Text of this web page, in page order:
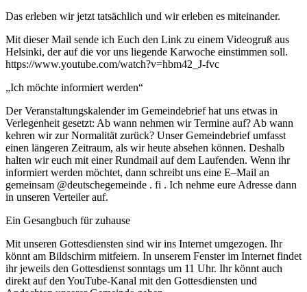
Das erleben wir jetzt tatsächlich und wir erleben es miteinander.
Mit dieser Mail sende ich Euch den Link zu einem Videogruß aus
Helsinki, der auf die vor uns liegende Karwoche einstimmen soll.
https://www.youtube.com/watch?v=hbm42_J-fvc
„Ich möchte informiert werden“
Der Veranstaltungskalender im Gemeindebrief hat uns etwas in
Verlegenheit gesetzt: Ab wann nehmen wir Termine auf? Ab wann
kehren wir zur Normalität zurück? Unser Gemeindebrief umfasst
einen längeren Zeitraum, als wir heute absehen können. Deshalb
halten wir euch mit einer Rundmail auf dem Laufenden. Wenn ihr
informiert werden möchtet, dann schreibt uns eine E–Mail an
gemeinsam @deutschegemeinde . fi . Ich nehme eure Adresse dann
in unseren Verteiler auf.
Ein Gesangbuch für zuhause
Mit unseren Gottesdiensten sind wir ins Internet umgezogen. Ihr
könnt am Bildschirm mitfeiern. In unserem Fenster im Internet findet
ihr jeweils den Gottesdienst sonntags um 11 Uhr. Ihr könnt auch
direkt auf den YouTube-Kanal mit den Gottesdiensten und